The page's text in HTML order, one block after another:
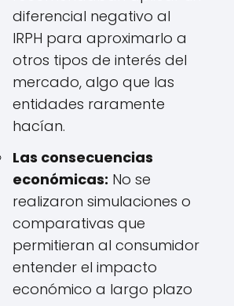
diferencial negativo al
IRPH para aproximarlo a
otros tipos de interés del
mercado, algo que las
entidades raramente
hacían.
Las consecuencias
económicas: No se
realizaron simulaciones o
comparativas que
permitieran al consumidor
entender el impacto
económico a largo plazo